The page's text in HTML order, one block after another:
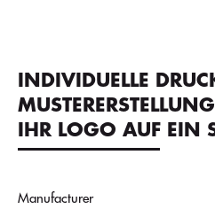
INDIVIDUELLE
IHR LOGO AUF EIN
Manufacturer